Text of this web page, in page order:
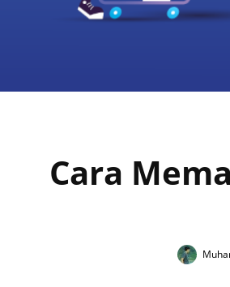
Cara